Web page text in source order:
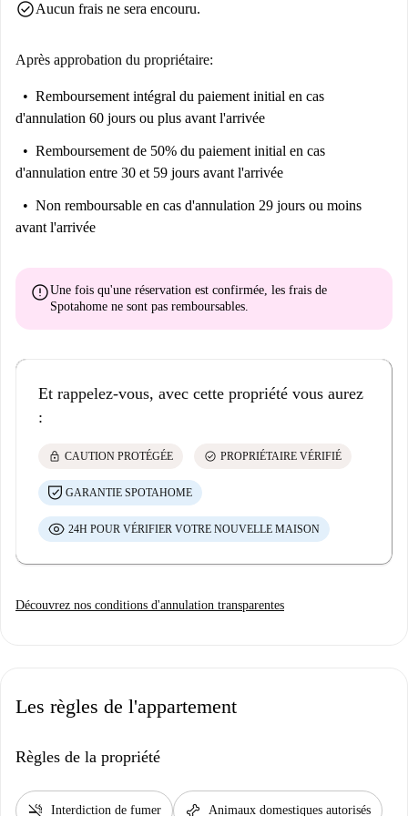
richesse culturelle et son atmosphère chaleureuse. Grâce à ces atouts, cet
cadre idyllique.
check_circleAucun frais ne sera encouru.
Après approbation du propriétaire:
Remboursement intégral du paiement initial en cas
d'annulation 60 jours ou plus avant l'arrivée
Remboursement de 50% du paiement initial en cas
d'annulation entre 30 et 59 jours avant l'arrivée
Non remboursable en cas d'annulation 29 jours ou moins
avant l'arrivée
errorUne fois qu'une réservation est confirmée, les frais de
Spotahome ne sont pas remboursables.
Et rappelez-vous, avec cette propriété vous aurez
:
lock CAUTION PROTÉGÉE check_circle PROPRIÉTAIRE VÉRIFIÉ
GARANTIE SPOTAHOME
24H POUR VÉRIFIER VOTRE NOUVELLE MAISON
Découvrez nos conditions d'annulation transparentes
Les règles de l'appartement
Règles de la propriété
smoke_free Interdiction de fumer pet_supplies Animaux domestiques autorisés